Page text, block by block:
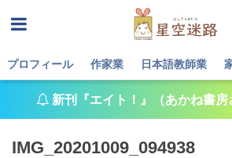
プロフィール 作家業 日本語教師業
新刊『エイト！』（あかね書房
IMG_20201009_094938